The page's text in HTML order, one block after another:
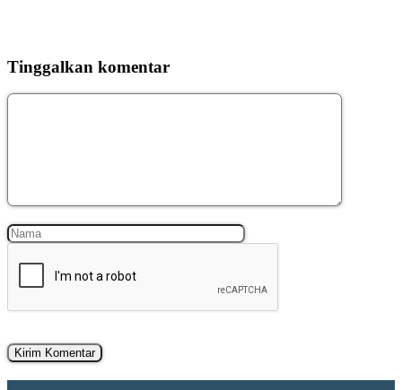
Tinggalkan komentar
Komentar
Nama Surel